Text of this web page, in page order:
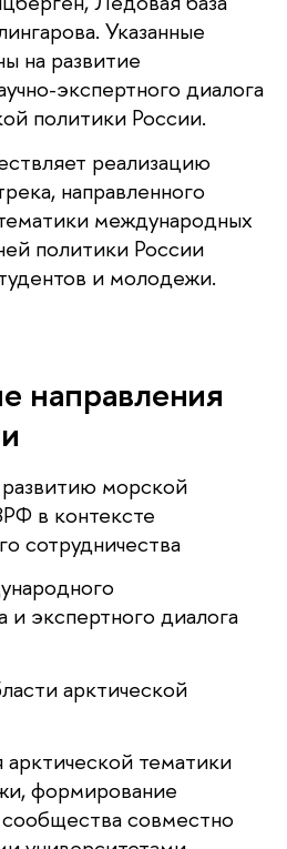
Указанные
на развитие
экспертного диалога
политики России.
реализацию
направленного
международных
политики России
и молодежи.
направления
морской
в контексте
сотрудничества
и экспертного диалога
арктической
тематики
формирование
совместно